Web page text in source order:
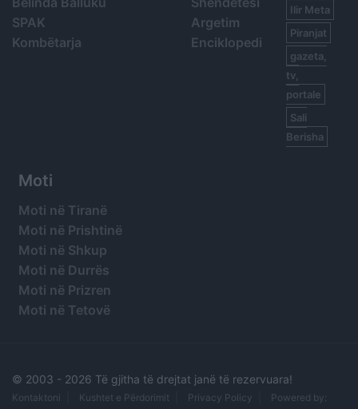
SPAK
Kombëtarja
Argetim
Enciklopedi
Ilir Meta
Piranjat
gazeta,
tv,
portale
Sali
Berisha
Moti
Moti në Tiranë
Moti në Prishtinë
Moti në Shkup
Moti në Durrës
Moti në Prizren
Moti në Tetovë
© 2003 - 2026 Të gjitha të drejtat janë të rezervuara!
Kontaktoni Kushtet e Përdorimit Privacy Policy Powered by: